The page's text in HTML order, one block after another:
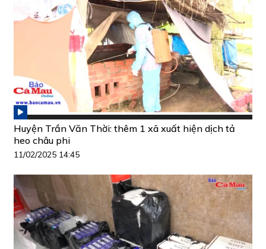
Huyện Trần Văn Thời: thêm 1 xã xuất hiện dịch tả
heo châu phi
11/02/2025 14:45